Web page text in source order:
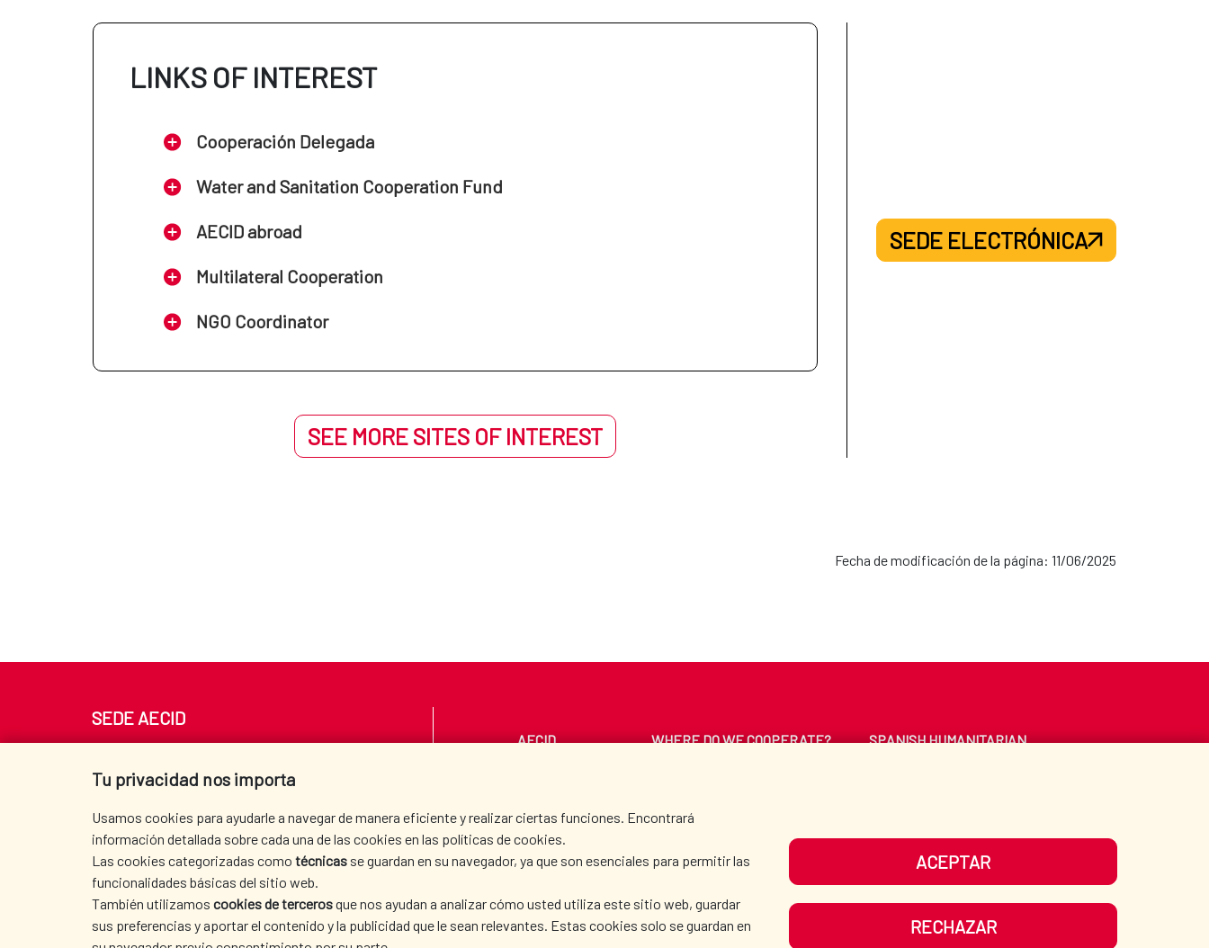
LINKS OF INTEREST
Cooperación Delegada
Water and Sanitation Cooperation Fund
AECID abroad
Multilateral Cooperation
NGO Coordinator
SEE MORE SITES OF INTEREST
SEDE ELECTRÓNICA
Fecha de modificación de la página: 11/06/2025
Tu privacidad nos importa
Usamos cookies para ayudarle a navegar de manera eficiente y realizar ciertas funciones. Encontrará
información detallada sobre cada una de las cookies en las políticas de cookies.
Las cookies categorizadas como técnicas se guardan en su navegador, ya que son esenciales para permitir las
funcionalidades básicas del sitio web.
También utilizamos cookies de tercerosque nos ayudan a analizar cómo usted utiliza este sitio web, guardar
sus preferencias y aportar el contenido y la publicidad que le sean relevantes. Estas cookies solo se guardan en
ACEPTAR
RECHAZAR
SEDE AECID
Tel. +34 900 20 30 54​​​​​​​
AECID WHERE DO WE COOPERATE?
SPANISH HUMANITARIAN
PRESS ROOM CULTURE AND SCIENCE
OUR SOCIAL MEDIA